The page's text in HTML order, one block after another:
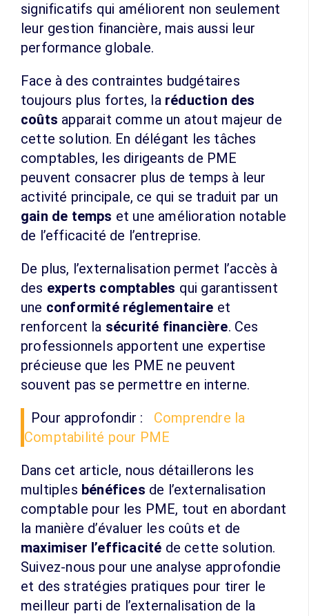
significatifs qui améliorent non seulement
leur gestion financière, mais aussi leur
performance globale.
Face à des contraintes budgétaires
toujours plus fortes, la réduction des
coûts apparait comme un atout majeur de
cette solution. En délégant les tâches
comptables, les dirigeants de PME
peuvent consacrer plus de temps à leur
activité principale, ce qui se traduit par un
gain de temps et une amélioration notable
de l’efficacité de l’entreprise.
De plus, l’externalisation permet l’accès à
des experts comptables qui garantissent
une conformité réglementaire et
renforcent la sécurité financière. Ces
professionnels apportent une expertise
précieuse que les PME ne peuvent
souvent pas se permettre en interne.
Pour approfondir :
Comprendre la
Comptabilité pour PME
Dans cet article, nous détaillerons les
multiples bénéfices de l’externalisation
comptable pour les PME, tout en abordant
la manière d’évaluer les coûts et de
maximiser l’efficacité de cette solution.
Suivez-nous pour une analyse approfondie
et des stratégies pratiques pour tirer le
meilleur parti de l’externalisation de la